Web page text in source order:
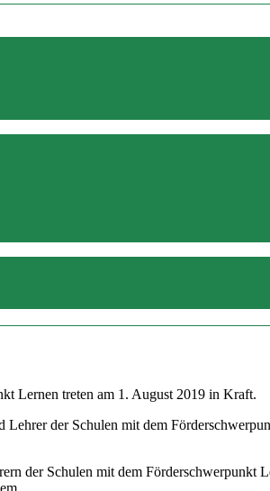
Lernen treten am 1. August 2019 in Kraft.
der Schulen mit dem
der Schulen mit dem Förderschwerpunkt